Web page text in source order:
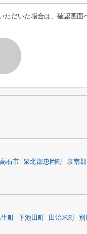
ただいた場合は、確認画面
高石市 泉北郡忠岡町
泉南郡
町 下池田町 田治米町
別